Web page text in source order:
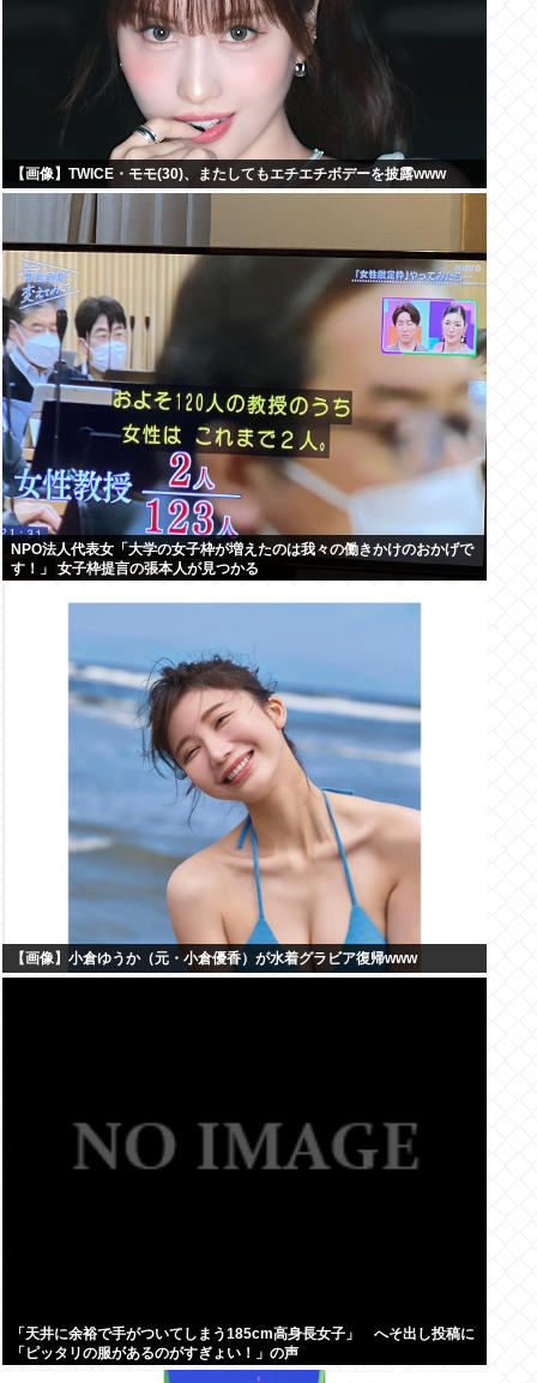
【画像】TWICE・モモ(30)、またしてもエチエチボデーを披露www
NPO法人代表女「大学の女子枠が増えたのは我々の働きかけのおかげで
す！」 女子枠提言の張本人が見つかる
【画像】小倉ゆうか（元・小倉優香）が水着グラビア復帰www
「天井に余裕で手がついてしまう185cm高身長女子」 へそ出し投稿に
「ピッタリの服があるのがすぎょい！」の声